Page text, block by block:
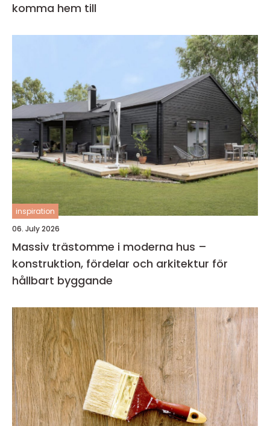
komma hem till
inspiration
06. July 2026
Massiv trästomme i moderna hus –
konstruktion, fördelar och arkitektur för
hållbart byggande